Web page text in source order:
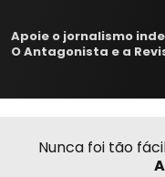
Apoie o jornalismo
O Antagonista e a
Nunca foi tão